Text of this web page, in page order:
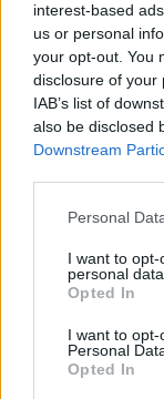
interest-based
us or personal
your opt-out. You
disclosure of your
IAB’s list of
also be disclosed
Downstream
Personal
I want to
personal data.
Opted In
I want to
Personal
Opted In
Ο κύριος
πλούσιο σε
τις
τονώνουμε
δέρματος,
κολλαγόνου,
τις ρυτίδες,
ραγάδες και
προβλήματα».